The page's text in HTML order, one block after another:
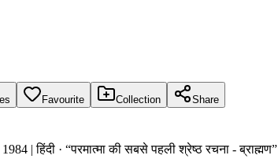
Favourite Collection Share
| हिंदी · “परमात्मा की सबसे पहली श्रेष्ठ रचना - ब्राह्मण”